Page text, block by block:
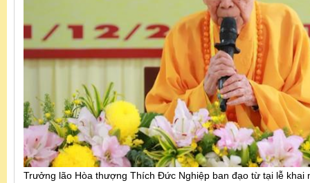
Trưởng lão Hòa thượng Thích Đức Nghiệp ban đạo từ tại lễ khai